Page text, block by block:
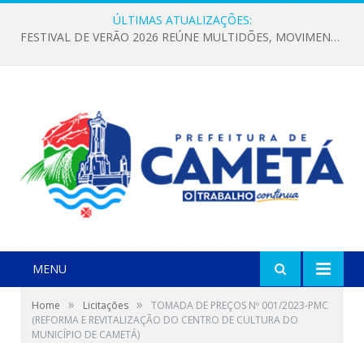
ÚLTIMAS ATUALIZAÇÕES:
FESTIVAL DE VERÃO 2026 REÚNE MULTIDÕES, MOVIMENTA A ECONOMIA E FORTALECE A CULTURA LOCAL
MENU
Home » Licitações »
TOMADA DE PREÇOS Nº 001/2023-PMC
(REFORMA E REVITALIZAÇÃO DO CENTRO DE CULTURA DO
MUNICÍPIO DE CAMETÁ)